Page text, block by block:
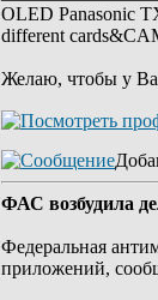
OLED Panasonic
different
Желаю, чтобы у
ФАС возбудила
Федеральная
приложений,